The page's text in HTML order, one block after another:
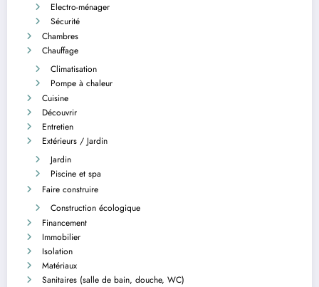
Electro-ménager
Sécurité
Chambres
Chauffage
Climatisation
Pompe à chaleur
Cuisine
Découvrir
Entretien
Extérieurs / Jardin
Jardin
Piscine et spa
Faire construire
Construction écologique
Financement
Immobilier
Isolation
Matériaux
Sanitaires (salle de bain, douche, WC)